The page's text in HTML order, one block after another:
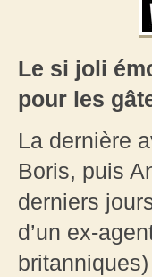
Le si joli
pour les
La dernière
Boris, puis
derniers
d’un ex-